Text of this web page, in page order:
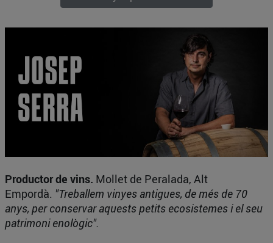
Productor de vins. Mollet de Peralada, Alt
Empordà. "Treballem vinyes antigues, de més de 70
anys, per conservar aquests petits ecosistemes i el seu
patrimoni enològic".